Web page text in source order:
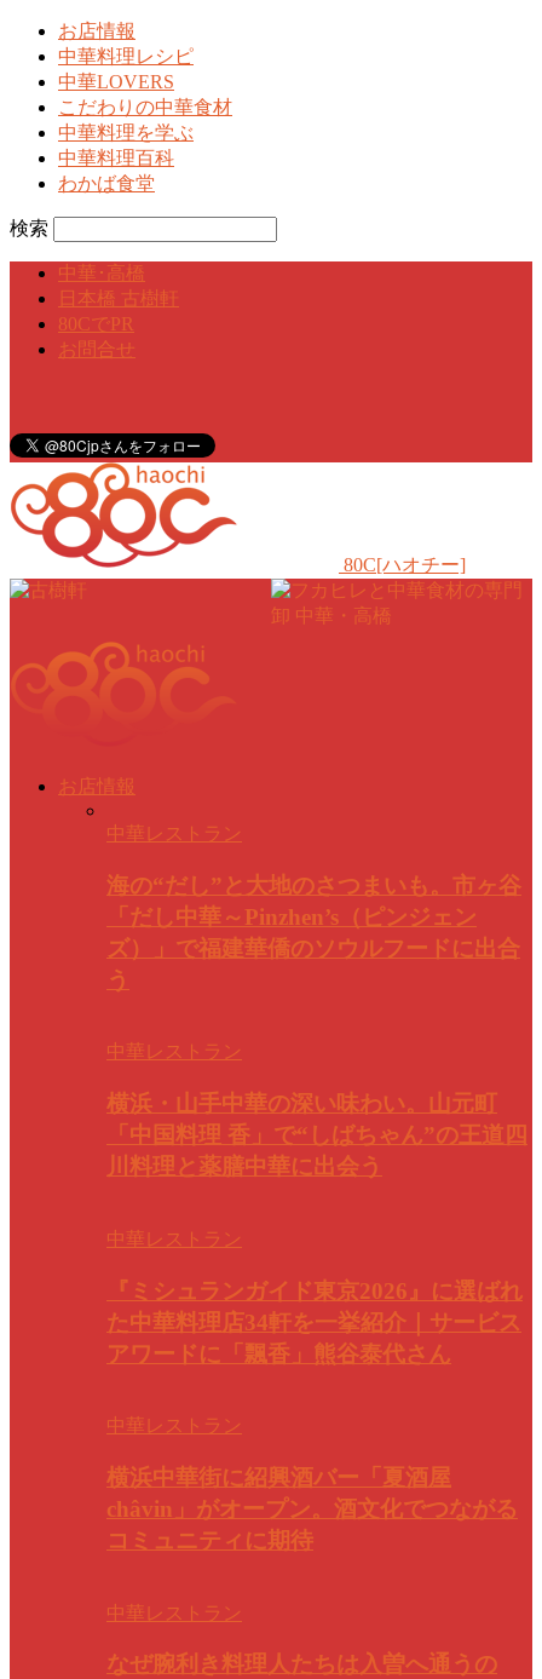
お店情報
中華料理レシピ
中華LOVERS
こだわりの中華食材
中華料理を学ぶ
中華料理百科
わかば食堂
検索
中華･高橋
日本橋 古樹軒
80CでPR
お問合せ
80C[ハオチー]
お店情報
中華レストラン
海の“だし”と大地のさつまいも。市ヶ谷
「だし中華～Pinzhen’s（ピンジェン
ズ）」で福建華僑のソウルフードに出合
う
中華レストラン
横浜・山手中華の深い味わい。山元町
「中国料理 香」で“しばちゃん”の王道四
川料理と薬膳中華に出会う
中華レストラン
『ミシュランガイド東京2026』に選ばれ
た中華料理店34軒を一挙紹介｜サービス
アワードに「飄香」熊谷泰代さん
中華レストラン
横浜中華街に紹興酒バー「夏酒屋
châvin」がオープン。酒文化でつながる
コミュニティに期待
中華レストラン
なぜ腕利き料理人たちは入曽へ通うの